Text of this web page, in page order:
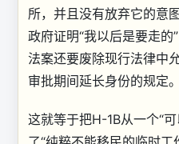
所，并且没有放弃它的意
政府证明“我以后是要走的
法案还要废除现行法律中
审批期间延长身份的规定。
这就等于把H-1B从一个“